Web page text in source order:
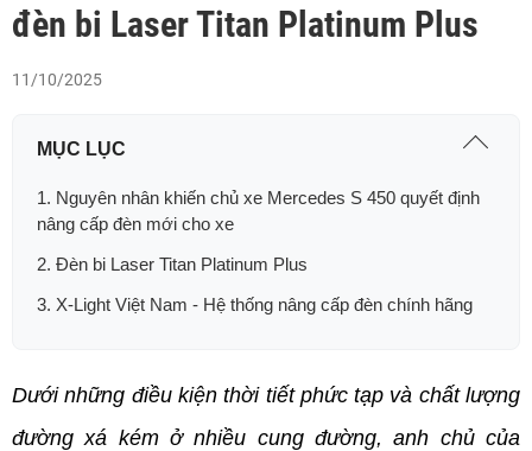
đèn bi Laser Titan Platinum Plus
11/10/2025
MỤC LỤC
1. Nguyên nhân khiến chủ xe Mercedes S 450 quyết định
nâng cấp đèn mới cho xe
2. Đèn bi Laser Titan Platinum Plus
3. X-Light Việt Nam - Hệ thống nâng cấp đèn chính hãng
Dưới những điều kiện thời tiết phức tạp và chất lượng
đường xá kém ở nhiều cung đường, anh chủ của